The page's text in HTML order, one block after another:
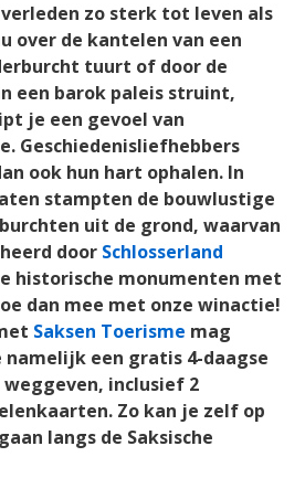
zo sterk tot leven als
over de kantelen van een
tuurt of door de
een barok paleis struint,
je een gevoel van
Geschiedenisliefhebbers
ook hun hart ophalen. In
stampten de bouwlustige
uit de grond, waarvan
door Schlosserland
historische monumenten met
dan mee met onze winactie!
Saksen Toerisme mag
namelijk een gratis 4-daagse
inclusief 2
Zo kan je zelf op
langs de Saksische